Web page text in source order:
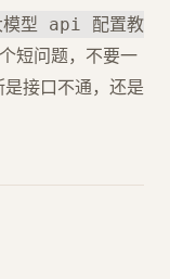
模型 api 配置教
短问题，不要一
接口不通，还是